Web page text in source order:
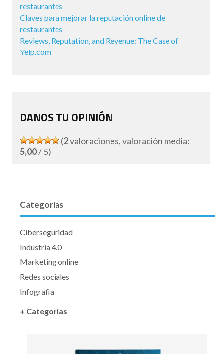
restaurantes
Claves para mejorar la reputación online de
restaurantes
Reviews, Reputation, and Revenue: The Case of
Yelp.com
DANOS TU OPINIÓN
(2valoraciones, valoración media:
5,00/ 5)
Categorías
Ciberseguridad
Industria 4.0
Marketing online
Redes sociales
Infografia
+ Categorías